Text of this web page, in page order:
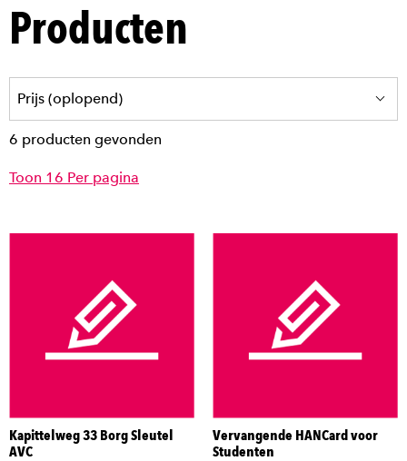
Producten
6 producten gevonden
Toon 16 Per pagina
Kapittelweg 33 Borg Sleutel
AVC
Vervangende HANCard voor
Studenten